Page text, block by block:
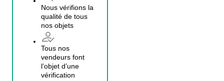
Nous vérifions la
qualité de tous
nos objets
Tous nos
vendeurs font
l’objet d’une
vérification